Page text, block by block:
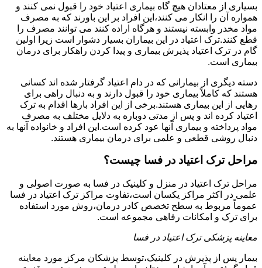
بسیاری از معتادان هیچ گاه بیماری اعتیاد خود را قبول نمی کنند و
همواره آن را انکار می کنند،این افراد بر این باورند که به مصرف
مواد مخدر وابسته نیستند و هرگاه اراده کنند می توانند مصرف را
قطع کنند.ترک اعتیاد در این بیماران بسیار دشوار است زیرا اولین
گام در ترک اعتیاد پذیرش بیماری و پیدا کردن راهکار برای درمان
بیماری است.
دسته دیگری از بیمارانی که در دام اعتیاد گرفتار شده اند کسانی
هستند که کاملاً بیماری خود را قبول دارند و به دنبال راهی برای
رهایی از این بیماری هستند.برخی از این افراد بارها اقدام به ترک
اعتیاد کرده اند و پس از مدتی دوباره به دلایل مختلف به مصرف
مواد پرداخته و بیماری آنها عود کرده است.این افراد و خانواده آنها به
دنبال روشی قطعی و علمی برای درمان بیماری هستند.
مراحل ترک اعتیاد در فسا چیست؟
مراحل ترک اعتیاد در منزل و کلینیک در فسا به صورت اصولی و
علمی در اکثر مراکز یکسان است،تفاوت مراکز ترک اعتیاد در فسا
عموماً مربوط به سطح تخصص کادر درمان،روش مورد استفاده
برای ترک و امکانات رفاهی مجموعه است.
معاینه پزشکی ترک اعتیاد در فسا
بیمار پس از پذیرش در کلینیک،توسط پزشکان مرکز مورد معاینه